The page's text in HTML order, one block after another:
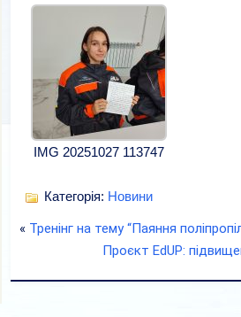
IMG 20251027 113747
Категорія: Новини
« Тренінг на тему “Паяння
Проєкт EdUP: